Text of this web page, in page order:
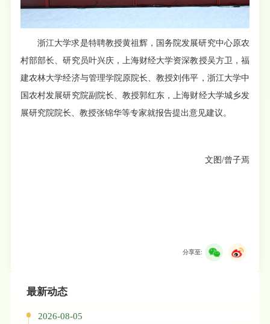
浙江大学求是特聘教授黄祖辉，国务院发展研究中心原农
村部部长、研究员叶兴庆，上海财经大学资深教授吴方卫，福
建农林大学经济与管理学院原院长、教授刘伟平，浙江大学中
国农村发展研究院副院长、教授郭红东，上海财经大学城乡发
展研究院院长、教授张锦华等专家就报告提出意见建议。
文图/曾子焉
分享至:
最新动态
2026-08-05